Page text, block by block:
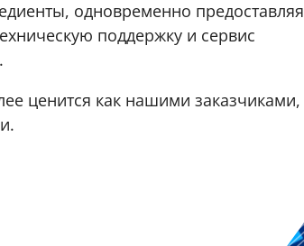
одновременно предоставляя
поддержку и сервис
ценится как нашими заказчиками,